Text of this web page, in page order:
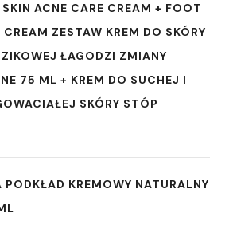
SKIN ACNE CARE CREAM + FOOT
CREAM ZESTAW KREM DO SKÓRY
ŁAGODZI ZMIANY
75 ML + KREM DO SUCHEJ I
SKÓRY STÓP
PODKŁAD KREMOWY NATURALNY